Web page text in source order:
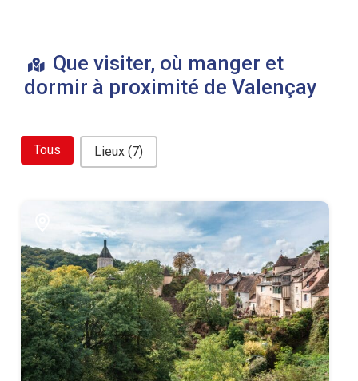
Que visiter, où manger et
dormir à proximité de Valençay
bouton filtre related
Tous Lieux (7)